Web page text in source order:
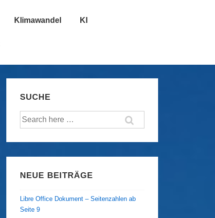
Klimawandel KI
SUCHE
Suche
nach:
NEUE BEITRÄGE
Libre Office Dokument – Seitenzahlen ab
Seite 9